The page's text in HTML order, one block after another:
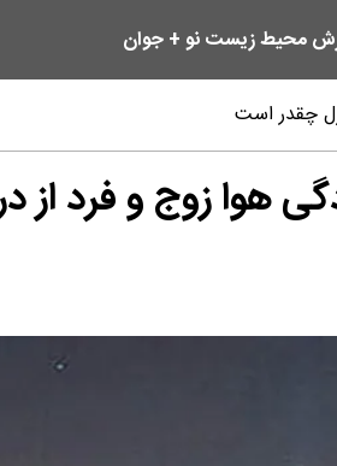
محیط زیستنو + جوان